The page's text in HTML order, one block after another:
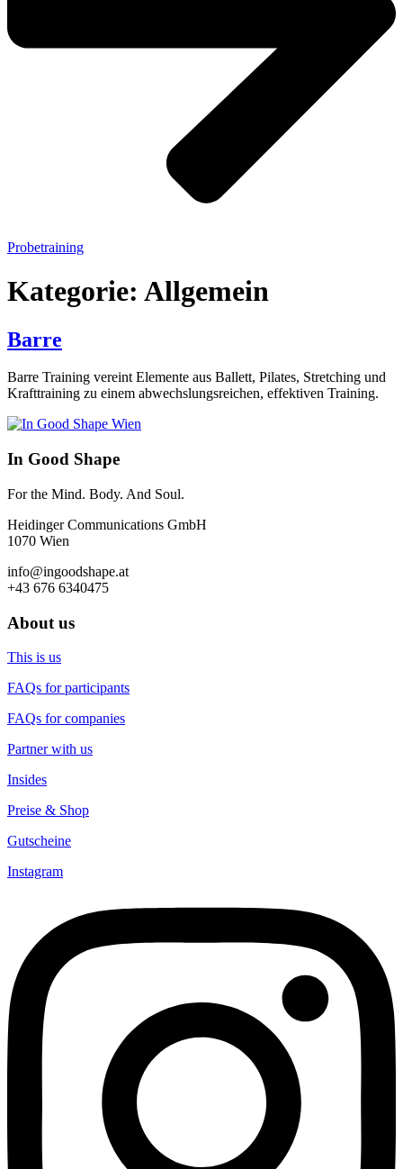
Probetraining
Kategorie: Allgemein
Barre
Barre Training vereint Elemente aus Ballett, Pilates, Stretching und
Krafttraining zu einem abwechslungsreichen, effektiven Training.
In Good Shape
For the Mind. Body. And Soul.
Heidinger Communications GmbH
1070 Wien
info@ingoodshape.at
+43 676 6340475
About us
This is us
FAQs for participants
FAQs for companies
Partner with us
Insides
Preise & Shop
Gutscheine
Instagram